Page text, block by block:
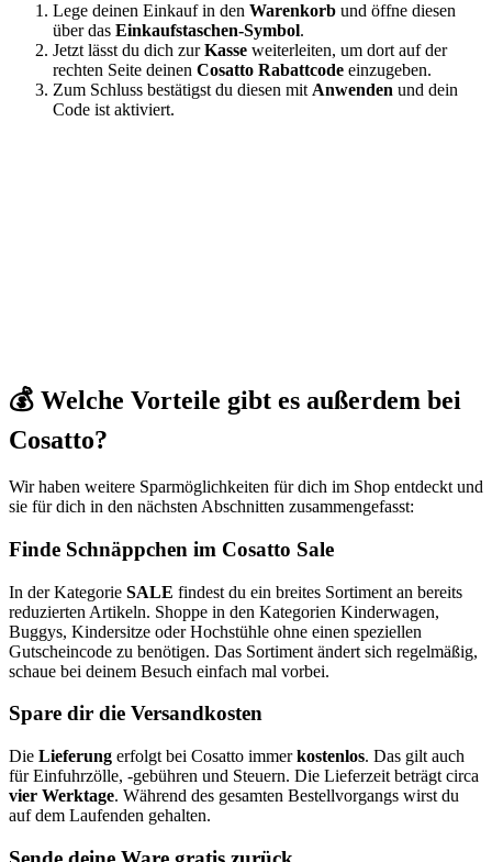
Lege deinen Einkauf in den Warenkorb und öffne diesen
über das Einkaufstaschen-Symbol.
Jetzt lässt du dich zurKasse weiterleiten, um dort auf der
rechten Seite deinen Cosatto Rabattcode einzugeben.
Zum Schluss bestätigst du diesen mitAnwenden und dein
Code ist aktiviert.
💰 Welche Vorteile gibt es außerdem bei
Cosatto?
Wir haben weitere Sparmöglichkeiten für dich im Shop entdeckt und
sie für dich in den nächsten Abschnitten zusammengefasst:
Finde Schnäppchen im Cosatto Sale
In der Kategorie SALE findest du ein breites Sortiment an bereits
reduzierten Artikeln. Shoppe in den Kategorien Kinderwagen,
Buggys, Kindersitze oder Hochstühle ohne einen speziellen
Gutscheincode zu benötigen. Das Sortiment ändert sich regelmäßig,
schaue bei deinem Besuch einfach mal vorbei.
Spare dir die Versandkosten
Die Lieferung erfolgt bei Cosatto immerkostenlos. Das gilt auch
für Einfuhrzölle, -gebühren und Steuern. Die Lieferzeit beträgt circa
vier Werktage. Während des gesamten Bestellvorgangs wirst du
auf dem Laufenden gehalten.